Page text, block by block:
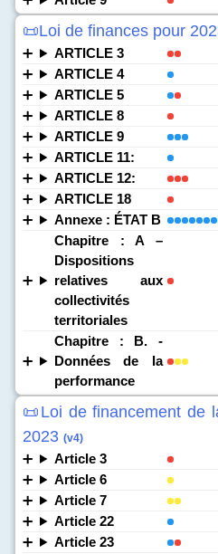
📜Loi de finances pour
ARTICLE 3
ARTICLE 4
ARTICLE 5
ARTICLE 8
ARTICLE 9
ARTICLE 11:
ARTICLE 12:
ARTICLE 18
Annexe : ÉTAT B
Chapitre : A –
Dispositions
relatives aux
collectivités
territoriales
Chapitre : B. -
Données de la
performance
📜Loi de financement de
2023 (v4)
Article 3
Article 6
Article 7
Article 22
Article 23